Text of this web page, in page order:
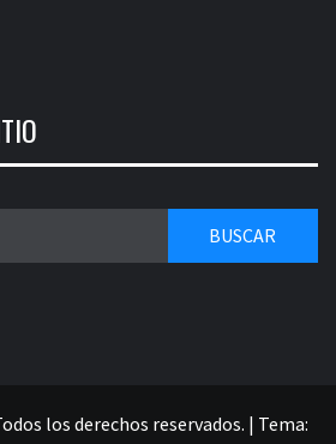
los derechos reservados. | Tema: